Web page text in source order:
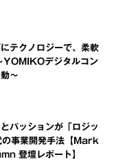
テクノロジーで、柔軟
YOMIKOデジタルコン
～
パッションが「ロジッ
の事業開発手法【Mark
登壇レポート】